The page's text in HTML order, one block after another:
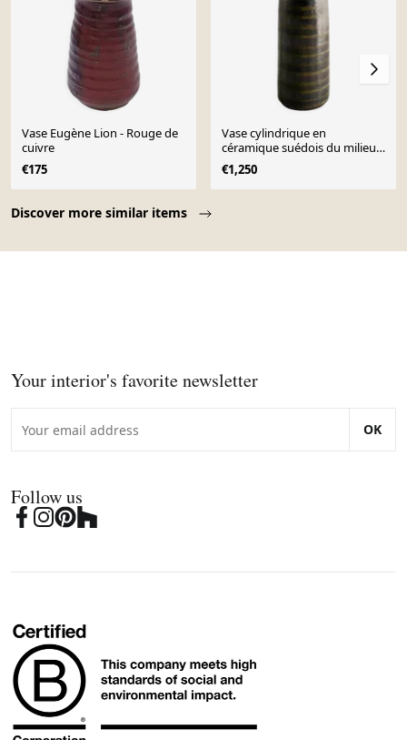
Discover more similar items
Vase Eugène Lion - Rouge de
cuivre
€175
Vase cylindrique en
céramique suédois du milieu
du siècle par Arthur
Andersson, années 1940
€1,250
Your interior's favorite newsletter
OK
Follow us